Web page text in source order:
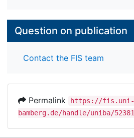
Question on publication
Contact the FIS team
Permalink
https://fis.uni-
bamberg.de/handle/uniba/52381